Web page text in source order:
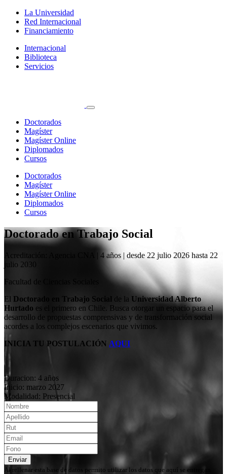
La Universidad
Red Internacional
Financiamiento
Internacional
Biblioteca
Servicios
Doctorados
Magíster
Magíster Online
Diplomados
Cursos
Doctorados
Magíster
Magíster Online
Diplomados
Cursos
Doctorado en Trabajo Social
Acreditación: Agencia CNA | 4 años | desde 22 julio 2026 hasta 22
julio 2030
Facultad de Ciencias Sociales
El Doctorado en Trabajo Social de la Universidad Alberto
Hurtado es el primero en Chile. Busca otorgar un espacio para el
desarrollo de propuestas comprensivas y de transformación social
acordes a los complejos escenarios que vivimos.
INICIA TU POSTULACIÓN AQUI
Duracion: 4 años
Inicio: marzo 2027
Modalidad: Presencial
Enviar
Al rellenar esta base de datos permito utilizar los datos que aquí se entregan